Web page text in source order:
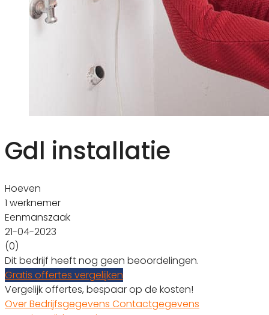
Gdl installatie
Hoeven
1 werknemer
Eenmanszaak
21-04-2023
(0)
Dit bedrijf heeft nog geen beoordelingen.
Gratis offertes vergelijken
Vergelijk offertes, bespaar op de kosten!
OverBedrijfsgegevens Contactgegevens